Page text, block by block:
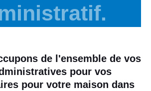
de l'ensemble de vos
pour vos
pour votre maison dans